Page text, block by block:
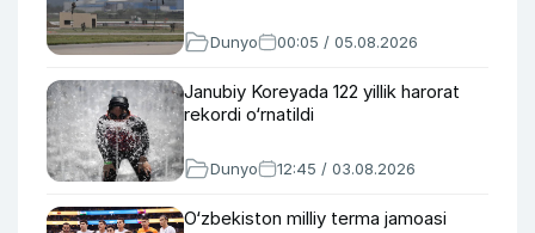
Dunyo 00:05 / 05.08.2026
Janubiy Koreyada 122 yillik harorat
rekordi o‘rnatildi
Dunyo 12:45 / 03.08.2026
O‘zbekiston milliy terma jamoasi